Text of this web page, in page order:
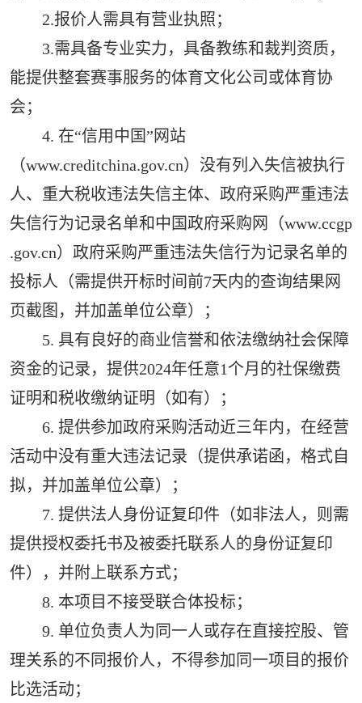
2.报价人需具有营业执照；
3.需具备专业实力，具备教练和裁判资质，
能提供整套赛事服务的体育文化公司或体育协
会；
4. 在“信用中国”网站
（www.creditchina.gov.cn）没有列入失信被执行
人、重大税收违法失信主体、政府采购严重违法
失信行为记录名单和中国政府采购网（www.ccgp
.gov.cn）政府采购严重违法失信行为记录名单的
投标人（需提供开标时间前7天内的查询结果网
页截图，并加盖单位公章）；
5. 具有良好的商业信誉和依法缴纳社会保障
资金的记录，提供2024年任意1个月的社保缴费
证明和税收缴纳证明（如有）；
6. 提供参加政府采购活动近三年内，在经营
活动中没有重大违法记录（提供承诺函，格式自
拟，并加盖单位公章）；
7. 提供法人身份证复印件（如非法人，则需
提供授权委托书及被委托联系人的身份证复印
件），并附上联系方式；
8. 本项目不接受联合体投标；
9. 单位负责人为同一人或存在直接控股、管
理关系的不同报价人，不得参加同一项目的报价
比选活动；